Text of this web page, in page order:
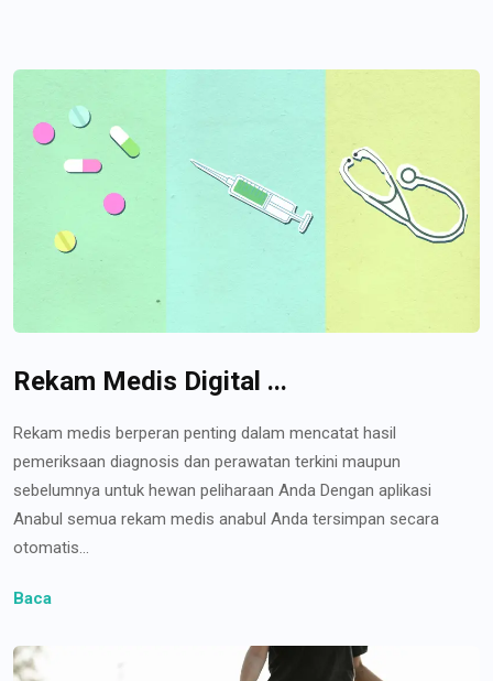
Rekam Medis Digital ...
Rekam medis berperan penting dalam mencatat hasil
pemeriksaan diagnosis dan perawatan terkini maupun
sebelumnya untuk hewan peliharaan Anda Dengan aplikasi
Anabul semua rekam medis anabul Anda tersimpan secara
otomatis...
Baca